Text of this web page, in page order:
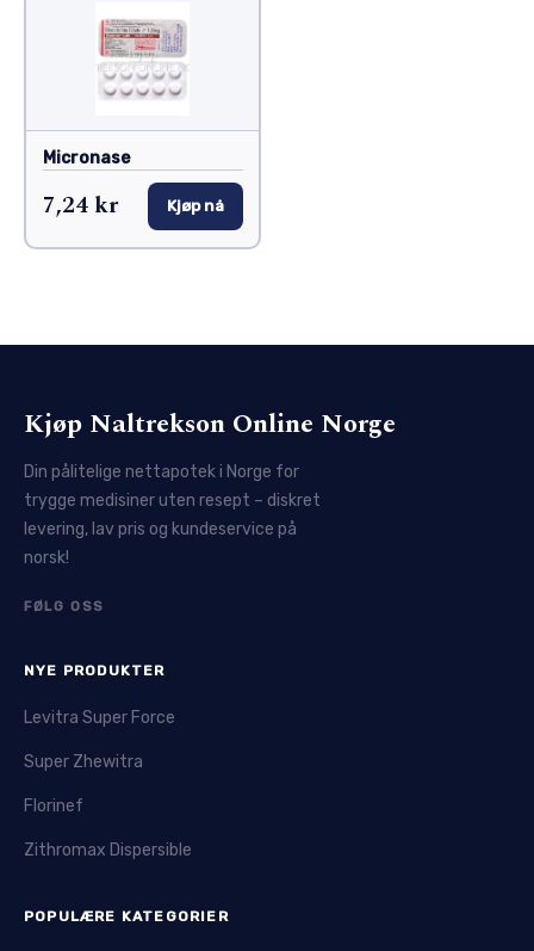
Micronase
7,24 kr Kjøp nå
Kjøp Naltrekson Online Norge
Din pålitelige nettapotek i Norge for
trygge medisiner uten resept – diskret
levering, lav pris og kundeservice på
norsk!
FØLG OSS
NYE PRODUKTER
Levitra Super Force
Super Zhewitra
Florinef
Zithromax Dispersible
POPULÆRE KATEGORIER